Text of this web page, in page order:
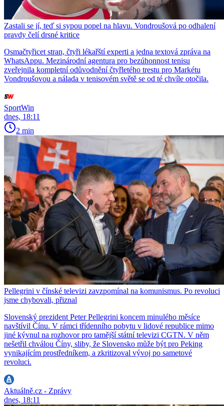
Zastali se jí, teď si sypou popel na hlavu. Vondroušová po odhalení
pravdy čelí drsné kritice
Osmačtyřicet stran, čtyři lékařští experti a jedna textová zpráva na
WhatsAppu. Mezinárodní agentura pro bezúhonnost tenisu
zveřejnila kompletní odůvodnění čtyřletého trestu pro Markétu
Vondroušovou a nálada v tenisovém světě se od té chvíle otočila.
SportWin
dnes, 18:11
2 min
Pellegrini v čínské televizi zavzpomínal na komunismus. Po revoluci
jsme chybovali, přiznal
Slovenský prezident Peter Pellegrini koncem minulého měsíce
navštívil Čínu. V rámci třídenního pobytu v lidové republice mimo
jiné kývnul na rozhovor pro tamější státní televizi CGTN. V něm
nešetřil chválou Číny, sliby, že Slovensko může být pro Peking
vynikajícím prostředníkem, a zkritizoval vývoj po sametové
revoluci.
Aktuálně.cz - Zprávy
dnes, 18:11